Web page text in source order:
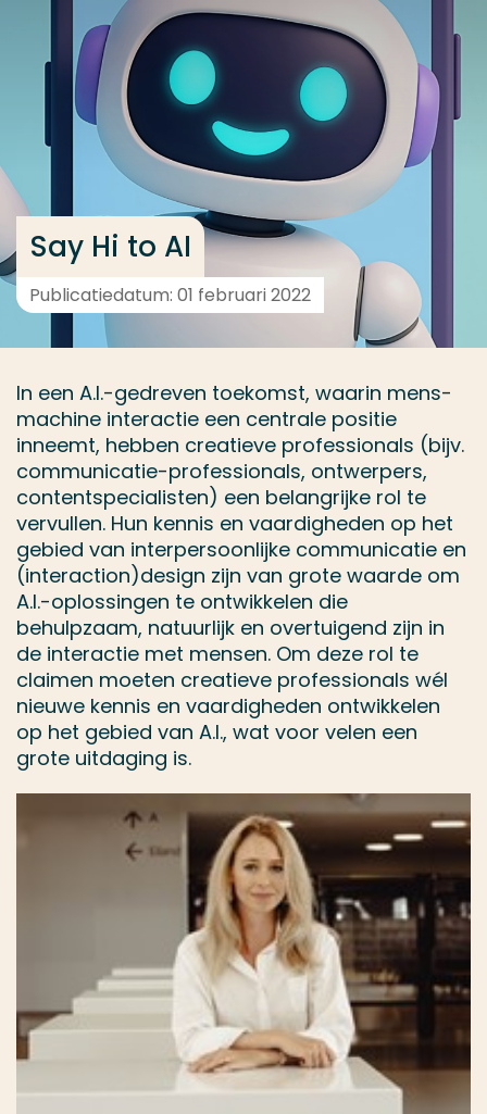
Ga direct naar de content
... > Medewerkers
Say Hi to AI
Publicatiedatum: 01 februari 2022
In een A.I.-gedreven toekomst, waarin mens-
machine interactie een centrale positie
inneemt, hebben creatieve professionals (bijv.
communicatie-professionals, ontwerpers,
contentspecialisten) een belangrijke rol te
vervullen. Hun kennis en vaardigheden op het
gebied van interpersoonlijke communicatie en
(interaction)design zijn van grote waarde om
A.I.-oplossingen te ontwikkelen die
behulpzaam, natuurlijk en overtuigend zijn in
de interactie met mensen. Om deze rol te
claimen moeten creatieve professionals wél
nieuwe kennis en vaardigheden ontwikkelen
op het gebied van A.I., wat voor velen een
grote uitdaging is.
Veel gezocht
Opleiding
Contact